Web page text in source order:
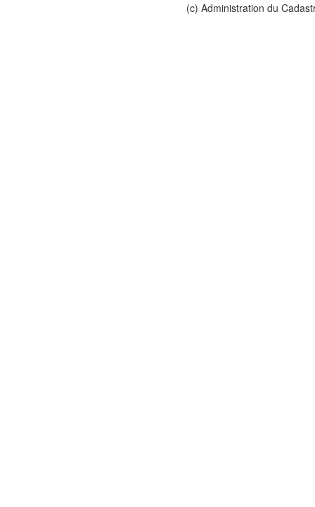
(c) Administration du